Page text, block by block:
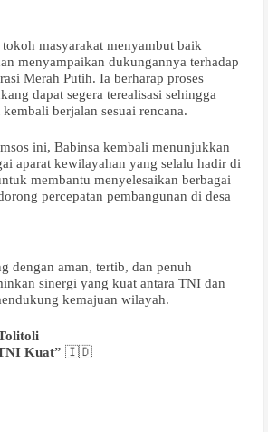
masyarakat menyambut baik
menyampaikan dukungannya terhadap
Merah Putih. Ia berharap proses
dapat segera terealisasi sehingga
berjalan sesuai rencana.
ini, Babinsa kembali menunjukkan
aparat kewilayahan yang selalu hadir di
membantu menyelesaikan berbagai
percepatan pembangunan di desa
dengan aman, tertib, dan penuh
sinergi yang kuat antara TNI dan
kemajuan wilayah.
Kuat” 🇮🇩